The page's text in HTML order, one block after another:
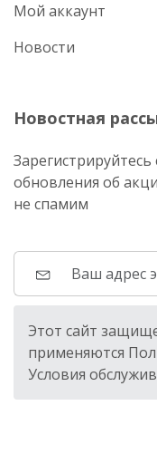
Мой аккаунт
Новости
Новостная
обновления об
не спамим
Этот сайт
применяются
Условия